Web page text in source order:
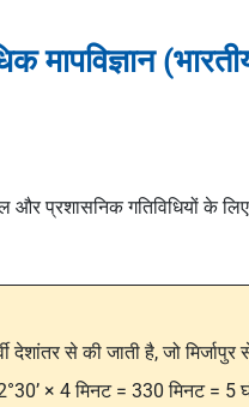
मापविज्ञान
और प्रशासनिक गतिविधियोंके लिए
देशांतरसे की जाती है, जोमिर्जापुर
× 4 मिनट = 330 मिनट = 5